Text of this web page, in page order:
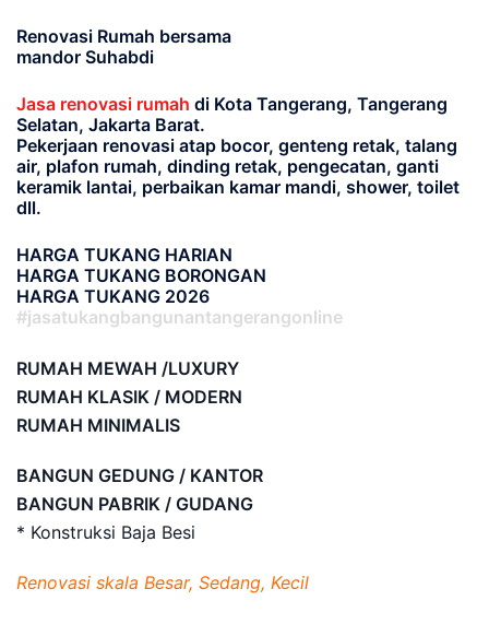
Renovasi Rumah bersama
mandor Suhabdi
Jasa renovasi rumah di Kota Tangerang, Tangerang
Selatan, Jakarta Barat.
Pekerjaan renovasi atap bocor, genteng retak, talang
air, plafon rumah, dinding retak, pengecatan, ganti
keramik lantai, perbaikan kamar mandi, shower, toilet
dll.
HARGA TUKANG HARIAN
HARGA TUKANG BORONGAN
HARGA TUKANG 2026
#jasatukangbangunantangerangonline
RUMAH MEWAH /LUXURY
RUMAH KLASIK / MODERN
RUMAH MINIMALIS
BANGUN GEDUNG / KANTOR
BANGUN PABRIK / GUDANG
* Konstruksi Baja Besi
Renovasi skala Besar, Sedang, Kecil